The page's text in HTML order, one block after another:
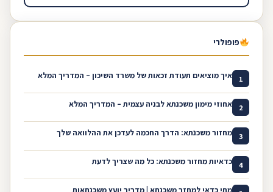
פופולרי
1 איך מוציאים תעודת זכאות של משרד השיכון – המדריך המלא
2 אחוזי מימון משכנתא לבניה עצמית – המדריך המלא
3 מחזור משכנתא: הדרך החכמה לעדכן את ההלוואה שלך
4 כדאיות מחזור משכנתא: כל מה שצריך לדעת